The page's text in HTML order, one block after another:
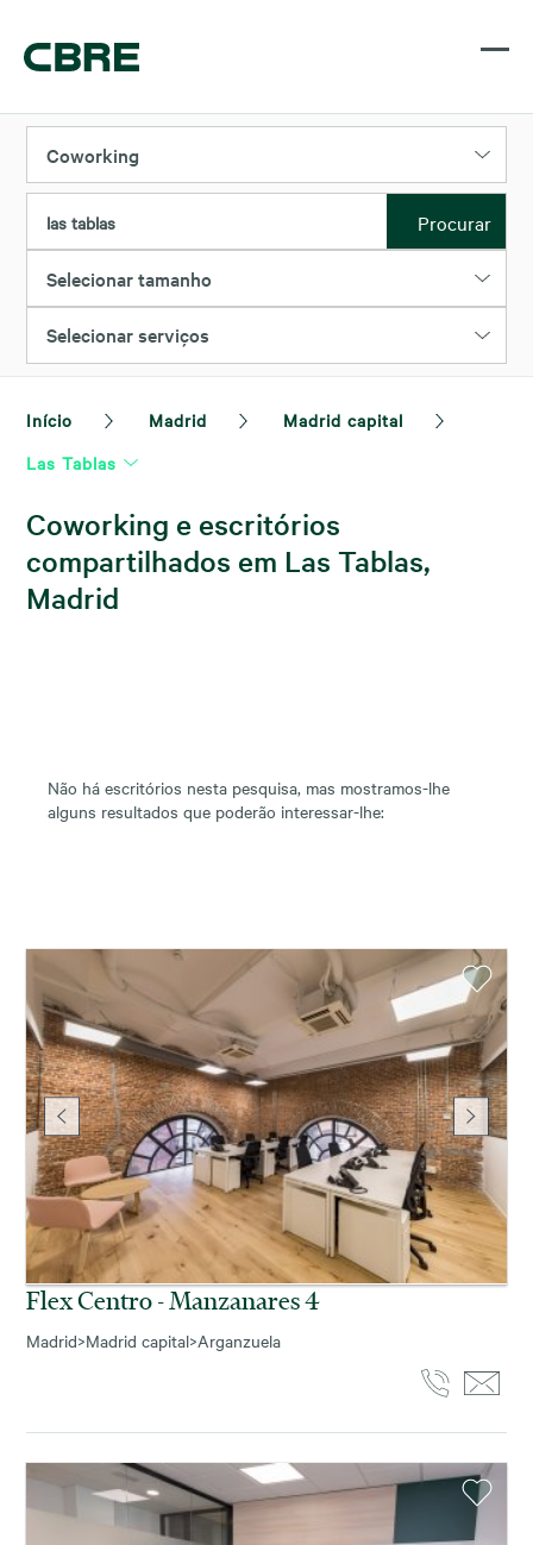
Coworking
las tablas Procurar
Selecionar tamanho
Selecionar serviços
Início Madrid
Madrid capital
Las Tablas
Coworking e escritórios
compartilhados em Las Tablas,
Madrid
Não há escritórios nesta pesquisa, mas mostramos-lhe
alguns resultados que poderão interessar-lhe:
Flex Centro - Manzanares 4
Madrid>Madrid capital>Arganzuela